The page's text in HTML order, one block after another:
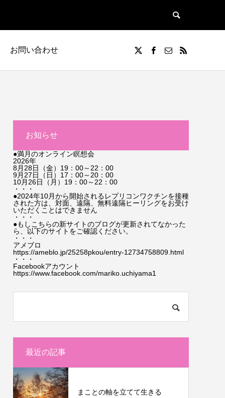
お問い合わせ
お知らせ
●満月のオンライン瞑想会
2026年
8月28日（金）19：00～22：00
9月27日（日）17：00～20：00
10月26日（月）19：00～22：00
・・・
●2024年10月から開始されるレプリコンワクチンを接種
された方は、対面、遠隔、無料遠隔ヒーリングをお受け
いただくことはできません
・・・
●もしこちらの新サイトのブログが更新されてなかった
ら、以下のサイトをご確認ください。
・・・
アメブロ
https://ameblo.jp/25258pkou/entry-12734758809.html
・・・
Facebookアカウント
https://www.facebook.com/mariko.uchiyama1
最近の記事
まことの軸を立てて生きる